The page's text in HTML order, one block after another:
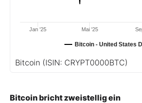
Bitcoin - United States
Jan '25 Mai '25
Bitcoin (ISIN: CRYPT0000BTC)
Bitcoin bricht zweistellig ein